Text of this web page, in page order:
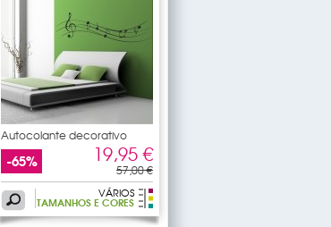
Autocolante decorativo
pauta
-65% 19,95 €
57,00 €
VÁRIOS
TAMANHOS E CORES